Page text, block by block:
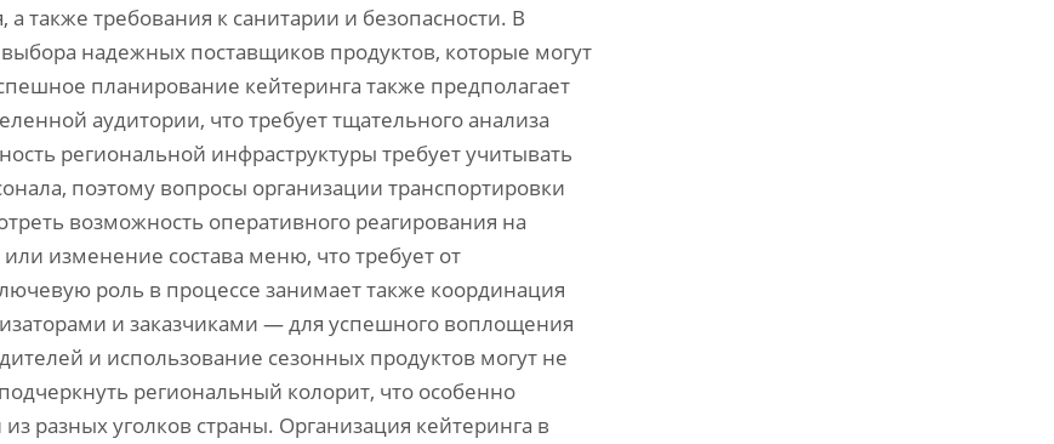
также требования к санитарии и безопасности. В
надежных поставщиков продуктов, которые могут
планирование кейтеринга также предполагает
аудитории, что требует тщательного анализа
региональной инфраструктуры требует учитывать
поэтому вопросы организации транспортировки
возможность оперативного реагирования на
изменение состава меню, что требует от
роль в процессе занимает также координация
и заказчиками — для успешного воплощения
и использование сезонных продуктов могут не
региональный колорит, что особенно
разных уголков страны. Организация кейтеринга в